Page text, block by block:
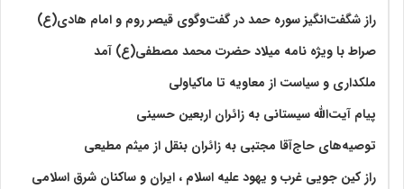
راز شگفت‌انگیز سوره حمد در گفت‌وگوی قیصر روم و امام هادی(ع)
صراط با ویژه نامه میلاد حضرت محمد مصطفی(ع) آمد
ملکداری و سیاست از معاویه تا ماکیاولی
پیام آیت‌الله سیستانی به زائران اربعین حسینی
توصیه‌های حاج‌آقا مجتبی به زائران بنقل از میثم مطیعی
راز کین جویی غرب و یهود علیه اسلام ، ایران و ساکنان شرق اسلامی